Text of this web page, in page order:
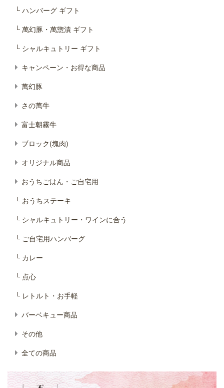
└ ハンバーグ ギフト
└ 萬幻豚・萬惣漬 ギフト
└ シャルキュトリー ギフト
キャンペーン・お得な商品
萬幻豚
さの萬牛
富士朝霧牛
ブロック(塊肉)
オリジナル商品
おうちごはん・ご自宅用
└ おうちステーキ
└ シャルキュトリー・ワインに合う
└ ご自宅用ハンバーグ
└ カレー
└ 点心
└ レトルト・お手軽
バーベキュー商品
その他
全ての商品